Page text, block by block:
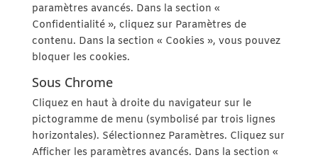
paramètres avancés. Dans la section «
Confidentialité », cliquez sur Paramètres de
contenu. Dans la section « Cookies », vous pouvez
bloquer les cookies.
Sous Chrome
Cliquez en haut à droite du navigateur sur le
pictogramme de menu (symbolisé par trois lignes
horizontales). Sélectionnez Paramètres. Cliquez sur
Afficher les paramètres avancés. Dans la section «